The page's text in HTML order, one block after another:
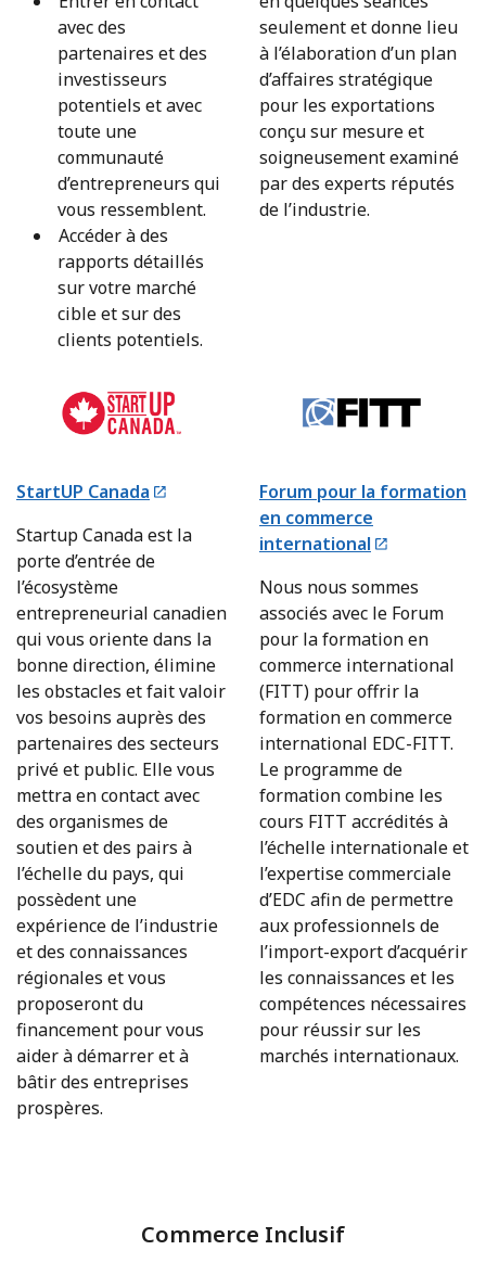
avec des
partenaires et des
investisseurs
potentiels et avec
toute une
communauté
d’entrepreneurs qui
vous ressemblent.
Accéder à des
rapports détaillés
sur votre marché
cible et sur des
clients potentiels.
seulement et donne lieu
à l’élaboration d’un plan
d’affaires stratégique
pour les exportations
conçu sur mesure et
soigneusement examiné
par des experts réputés
de l’industrie.
StartUP Canada
Startup Canada est la
porte d’entrée de
l’écosystème
entrepreneurial canadien
qui vous oriente dans la
bonne direction, élimine
les obstacles et fait valoir
vos besoins auprès des
partenaires des secteurs
privé et public. Elle vous
mettra en contact avec
des organismes de
soutien et des pairs à
l’échelle du pays, qui
possèdent une
expérience de l’industrie
et des connaissances
régionales et vous
proposeront du
financement pour vous
aider à démarrer et à
bâtir des entreprises
prospères.
Forum pour la formation
en commerce
international
Nous nous sommes
associés avec le Forum
pour la formation en
commerce international
(FITT) pour offrir la
formation en commerce
international EDC-FITT.
Le programme de
formation combine les
cours FITT accrédités à
l’échelle internationale et
l’expertise commerciale
d’EDC afin de permettre
aux professionnels de
l’import-export d’acquérir
les connaissances et les
compétences nécessaires
pour réussir sur les
marchés internationaux.
Commerce Inclusif